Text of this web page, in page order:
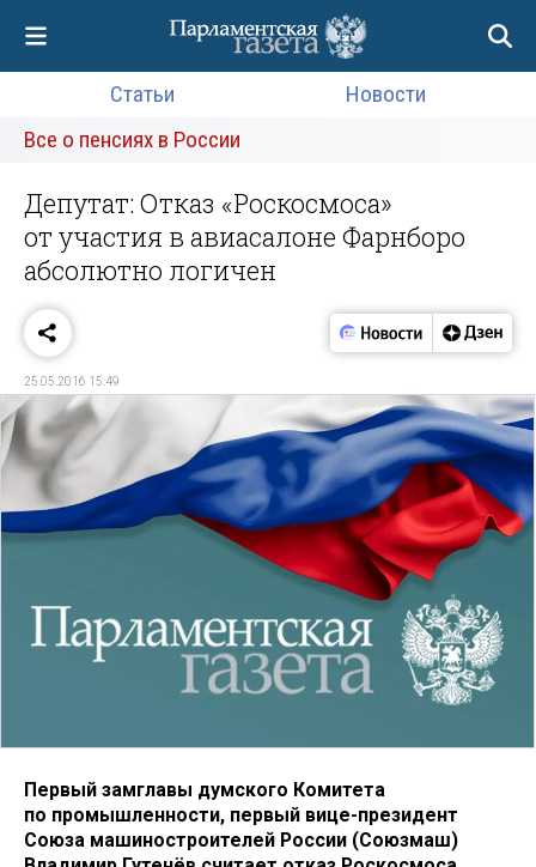
Статьи
Новости
Все о пенсиях в России
Депутат: Отказ «Роскосмоса»
от участия в авиасалоне Фарнборо
абсолютно логичен
25.05.2016 15:49
Первый замглавы думского Комитета
по промышленности, первый вице-президент
Союза машиностроителей России (Союзмаш)